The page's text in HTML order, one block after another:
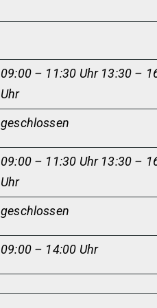
09:00 – 11:30 Uhr 13:30 –
Uhr
geschlossen
09:00 – 11:30 Uhr 13:30 –
Uhr
geschlossen
09:00 – 14:00 Uhr